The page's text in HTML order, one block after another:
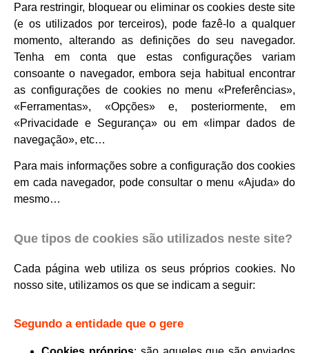
Para restringir, bloquear ou eliminar os cookies deste site
(e os utilizados por terceiros), pode fazê-lo a qualquer
momento, alterando as definições do seu navegador.
Tenha em conta que estas configurações variam
consoante o navegador, embora seja habitual encontrar
as configurações de cookies no menu «Preferências»,
«Ferramentas», «Opções» e, posteriormente, em
«Privacidade e Segurança» ou em «limpar dados de
navegação», etc…
Para mais informações sobre a configuração dos cookies
em cada navegador, pode consultar o menu «Ajuda» do
mesmo…
Que tipos de cookies são utilizados neste site?
Cada página web utiliza os seus próprios cookies. No
nosso site, utilizamos os que se indicam a seguir:
Segundo a entidade que o gere